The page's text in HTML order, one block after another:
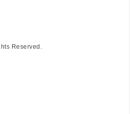
Reserved.